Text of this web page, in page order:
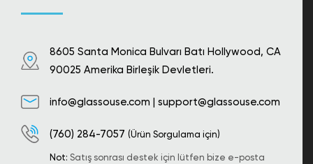
8605 Santa Monica Bulvarı Batı Hollywood, CA
90025 Amerika Birleşik Devletleri.
info@glassouse.com | support@glassouse.com
(760) 284-7057 (Ürün Sorgulama için)
Not: Satış sonrası destek için lütfen bize e-posta